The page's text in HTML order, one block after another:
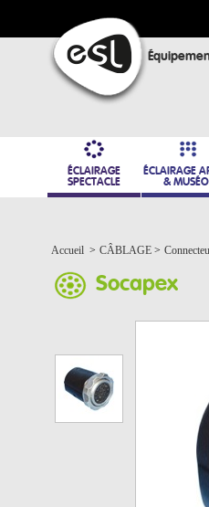
ÉCLAIRAGE
SPECTACLE
ÉCLAIRAGE
&
Accueil > CÂBLAGE >
Socapex